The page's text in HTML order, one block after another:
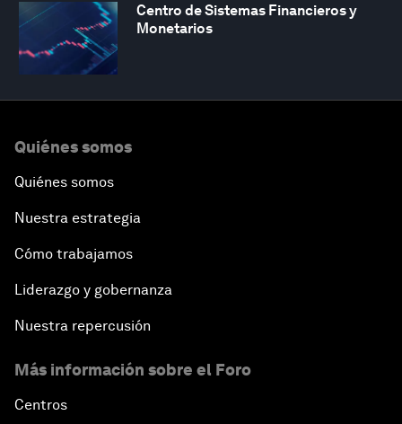
Centro de Sistemas Financieros y
Monetarios
Quiénes somos
Quiénes somos
Nuestra estrategia
Cómo trabajamos
Liderazgo y gobernanza
Nuestra repercusión
Más información sobre el Foro
Centros